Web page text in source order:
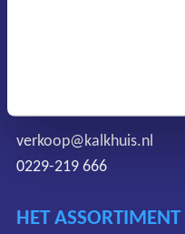
HET ASSORTIMENT
verkoop@kalkhuis.nl
0229-219 666